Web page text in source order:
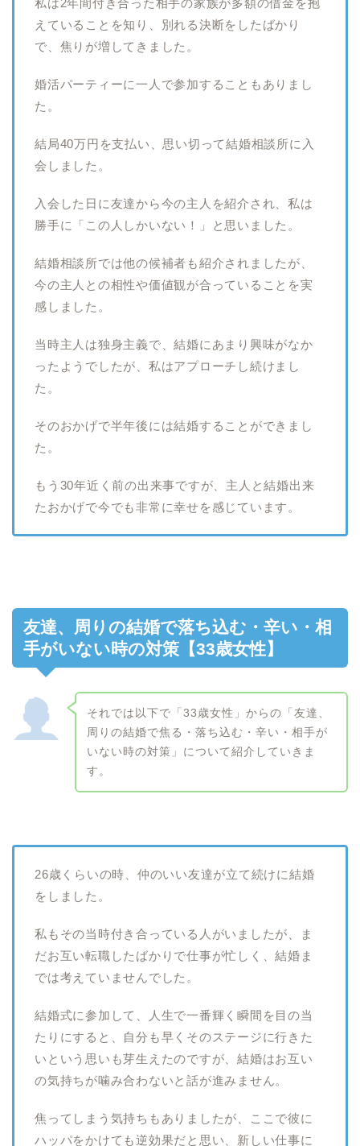
えていることを知り、別れる決断をしたばかり
で、焦りが増してきました。
婚活パーティーに一人で参加することもありまし
た。
結局40万円を支払い、思い切って結婚相談所に入
会しました。
入会した日に友達から今の主人を紹介され、私は
勝手に「この人しかいない！」と思いました。
結婚相談所では他の候補者も紹介されましたが、
今の主人との相性や価値観が合っていることを実
感しました。
当時主人は独身主義で、結婚にあまり興味がなか
ったようでしたが、私はアプローチし続けまし
た。
そのおかげで半年後には結婚することができまし
た。
もう30年近く前の出来事ですが、主人と結婚出来
たおかげで今でも非常に幸せを感じています。
友達、周りの結婚で落ち込む・辛い・相
手がいない時の対策【33歳女性】
それでは以下で「33歳女性」からの「友達、
周りの結婚で焦る・落ち込む・辛い・相手が
いない時の対策」について紹介していきま
す。
26歳くらいの時、仲のいい友達が立て続けに結婚
をしました。
私もその当時付き合っている人がいましたが、ま
だお互い転職したばかりで仕事が忙しく、結婚ま
では考えていませんでした。
結婚式に参加して、人生で一番輝く瞬間を目の当
たりにすると、自分も早くそのステージに行きた
いという思いも芽生えたのですが、結婚はお互い
の気持ちが噛み合わないと話が進みません。
焦ってしまう気持ちもありましたが、ここで彼に
ハッパをかけても逆効果だと思い、新しい仕事に